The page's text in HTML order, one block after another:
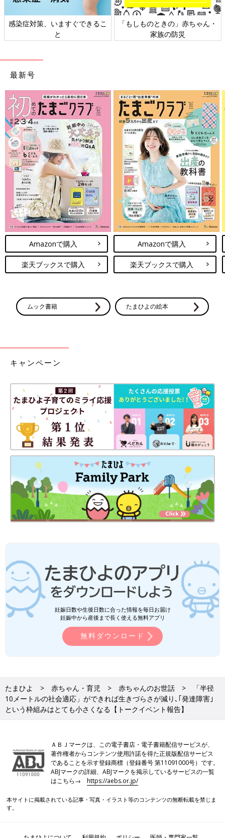
を確保すること。2006年に採択された国連の障害者権利条約に
盛り込まれた考え方
親が常に警察官や裁判官の役割を担っていると、子
健常児、障害児の区別なく、子どもたちが自分らしく学ぶ機会を
得るには、日本の教育のしくみを変えなければいけない、という
のが工藤校長、村中先生共通の意見です。
「今の子どもたちは、幼児期からすべて大人に決められる環境で
育っていて、自己決定の機会を与えられていません。その結果、
常によりよいサービスを受けることを求める子になってしまい、
うまくいかないときには周囲の人のせいにして、感情的になる。
うちの学校では、入学してきたばかりの中学１年生に、主体性を
取り戻してもらうための取り組みを行っています。私たちはこれ
をリハビリと呼んでいますが、具体的には『勉強をしたくないな
らしなくていい。それは君の自由だから。でも、勉強したい子の
自由を妨げる自由はないよ』と説明し、数学や英語の授業などに
おいては自由な方法で学べる場を提供したりしています。ほかの
子の邪魔にならなければ、基本的にどんなことをしてもいいの
で、初めのうちはゲームをする子どもなどの姿も見られます。
現在の中学２年生などは、昨年４月に入学した約130人のうち、
忍耐強く自己決定を促す声がけをし続けていくと、２学期末には
10人に減り、３学期末には３人程度になりました。２年生になっ
はできません。とにもかくにも自己決定することが大切なので
づくものだと村中先生は言います。
「適切なアコモデーションを提供するためには、そもそも選択肢
を準備しなくてはいけません。大人は選択肢を用意するだけで、
選ぶのは子ども自身。そういう豊かな選択肢があれば、大人が支
援しなくても自分に合った方法を見つけ自立して学んでいきま
す。
その結果、『特別な支援』という枠組みがどんどん小さくなって
いくので、『発達障害のことを認知し、受け入れる社会にする』
ということを考える必要すらなくなる。それくらいインクルーシ
ブな社会にしていきたいですね」（村中先生）
「管理教育は学校ばかりではありません。子どもたちは親からも
が常に警察官や裁判官の役割を担い、子どもの行動をコントロー
ルし続けていると、『トラブルの解決は親がしてくれるんでし
ょ』という当事者意識の欠けた子どもに育ちます。そして、多様
性や人の違いを受け入れることが苦手な子どもに育っていきま
す。子どもの主体性を重んじるかかわり方は、将来子どもを幸せ
にする。そう考えてほしいと思います」（工藤校長）
取材協力／インクルボックス運営事務局監修／赤平大さん、工藤
「しかることは子どもの学びや成長に効
果がない」その理由は？専門家の科学的
な説明に思わず納得【俳優・加藤貴子】
8歳と5歳の男の子を育てる俳優の加藤貴子さん
と」がテーマです。臨床心理士・公認心理師の
村中直人先生に、親がしかると子どもはどう受
け止めるのか、子どもの学びや成長のためにど
う伝えるといいのか、などについてアドバイス
をもらいました。
障害の有無にかかわらず、学校も親も、子どもが自己決定するた
めの調整役になることが求められているとのこと。子どもが自分
の人生を自分なりに歩んでいくために親ができることは何か、考
えてみる必要がありそうです。
●記事の内容は2023年10月の情報であり、現在と異なる場合があ
感染症対策、いますぐできるこ
と
「もしものときの」赤ちゃん・
家族の防災
最新号
Amazonで購入
楽天ブックスで購入
Amazonで購入
楽天ブックスで購入
ムック書籍 たまひよの絵本
キャンペーン
妊娠日数や生後日数に合った情報を毎日お届け
妊娠中から産後まで長く使える無料アプリ
無料ダウンロード
たまひよ 赤ちゃん・育児 赤ちゃんのお世話
「半径
10メートルの社会適応」ができれば生きづらさが減り､｢発達障害｣
という枠組みはとても小さくなる【トークイベント報告】
ＡＢＪマークは、この電子書店・電子書籍配信サービスが、
著作権者からコンテンツ使用許諾を得た正規版配信サービス
であることを示す登録商標（登録番号 第11091000号）です。
ABJマークの詳細、ABJマークを掲示しているサービスの一覧
はこちら→https://aebs.or.jp/
本サイトに掲載されている記事・写真・イラスト等のコンテンツの無断転載を禁じま
す。